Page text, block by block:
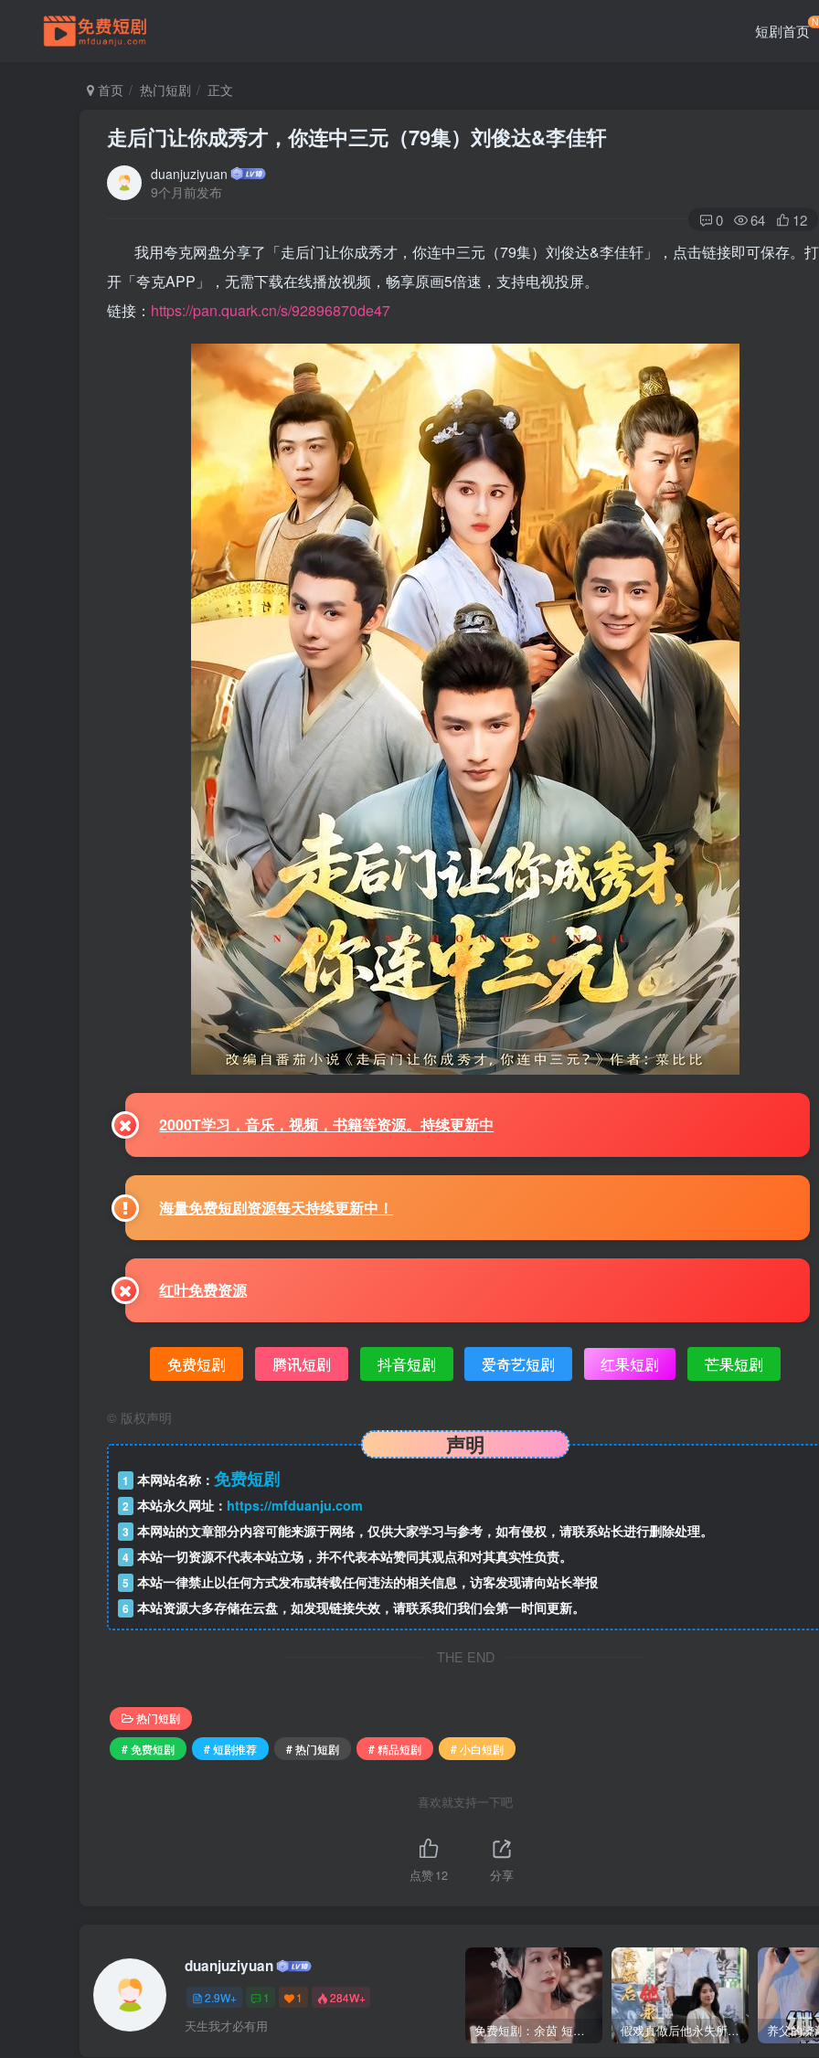
短剧首页
首页 热门短剧 正文
走后门让你成秀才，你连中三元（79集）刘俊达&李佳轩
duanjuziyuan
9个月前发布
0 64 12
我用夸克网盘分享了「走后门让你成秀才，你连中三元（79集）刘俊达&李佳轩」，点击链接即可保存。打
开「夸克APP」，无需下载在线播放视频，畅享原画5倍速，支持电视投屏。
链接： https://pan.quark.cn/s/92896870de47
2000T学习，音乐，视频，书籍等资源。持续更新中
海量免费短剧资源每天持续更新中！
红叶免费资源
免费短剧 腾讯短剧 抖音短剧 爱奇艺短剧 红果短剧 芒果短剧
© 版权声明
声明
1 本网站名称： 免费短剧
2 本站永久网址： https://mfduanju.com
3 本网站的文章部分内容可能来源于网络，仅供大家学习与参考，如有侵权，请联系站长进行删除处理。
4 本站一切资源不代表本站立场，并不代表本站赞同其观点和对其真实性负责。
5 本站一律禁止以任何方式发布或转载任何违法的相关信息，访客发现请向站长举报
6 本站资源大多存储在云盘，如发现链接失效，请联系我们我们会第一时间更新。
THE END
热门短剧
# 免费短剧
# 短剧推荐 # 热门短剧 # 精品短剧 # 小白短剧
喜欢就支持一下吧
点赞12 分享
duanjuziyuan
2.9W+ 1 1 284W+
天生我才必有用 免费短剧：余茵 短剧 16部合集 假戏真做后他永失所爱（60集）程澄＆杨珞仟